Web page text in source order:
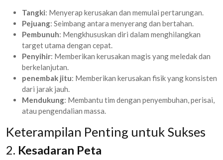
Tangki: Menyerap kerusakan dan memulai pertarungan.
Pejuang: Seimbang antara menyerang dan bertahan.
Pembunuh: Mengkhususkan diri dalam menghilangkan
target utama dengan cepat.
Penyihir: Memberikan kerusakan magis yang meledak dan
berkelanjutan.
penembak jitu: Memberikan kerusakan fisik yang konsisten
dari jarak jauh.
Mendukung: Membantu tim dengan penyembuhan, perisai,
atau pengendalian massa.
Keterampilan Penting untuk Sukses
2. Kesadaran Peta